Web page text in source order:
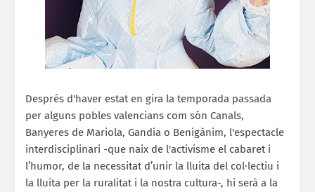
Després d'haver estat en gira la temporada passada
per alguns pobles valencians com són Canals,
Banyeres de Mariola, Gandia o Benigànim, l'espectacle
interdisciplinari -que naix de l'activisme el cabaret i
l’humor, de la necessitat d’unir la lluita del col·lectiu i
la lluita per la ruralitat i la nostra cultura-, hi serà a la